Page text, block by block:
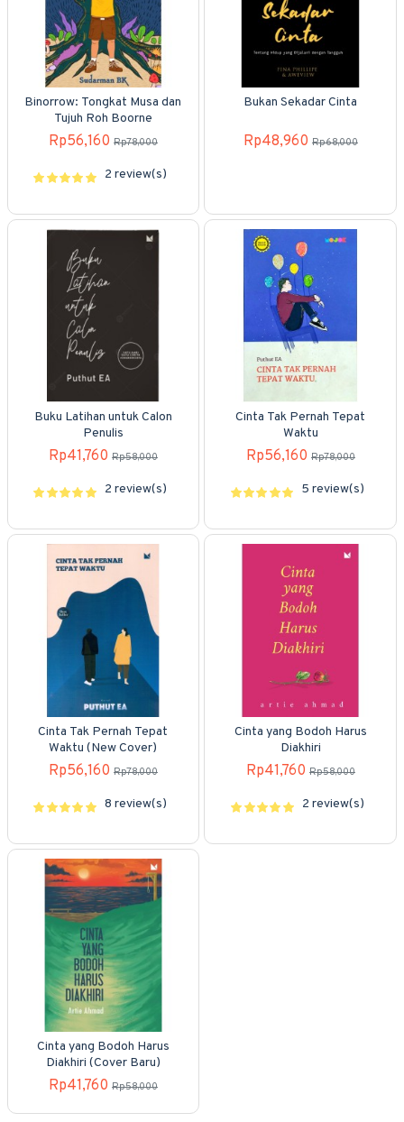
Binorrow: Tongkat Musa dan
Tujuh Roh Boorne
Rp56,160 Rp78,000
2 review(s)
Bukan Sekadar Cinta
Rp48,960 Rp68,000
Buku Latihan untuk Calon
Penulis
Rp41,760 Rp58,000
2 review(s)
Cinta Tak Pernah Tepat
Waktu
Rp56,160 Rp78,000
5 review(s)
Cinta Tak Pernah Tepat
Waktu (New Cover)
Rp56,160 Rp78,000
8 review(s)
Cinta yang Bodoh Harus
Diakhiri
Rp41,760 Rp58,000
2 review(s)
Cinta yang Bodoh Harus
Diakhiri (Cover Baru)
Rp41,760 Rp58,000